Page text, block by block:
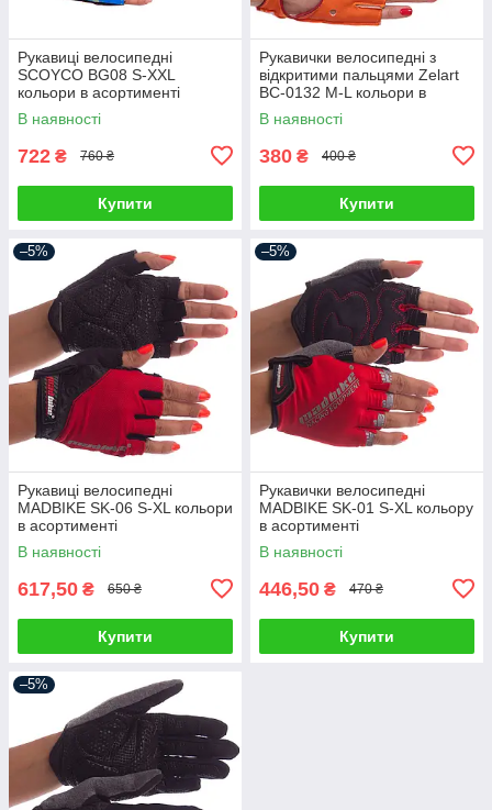
Рукавиці велосипедні
SCOYCO BG08 S-XXL
кольори в асортименті
В наявності
722 ₴ 760 ₴
Купити
Рукавички велосипедні з
відкритими пальцями Zelart
BC-0132 M-L кольори в
асортименті
В наявності
380 ₴ 400 ₴
Купити
–5%
Рукавиці велосипедні
MADBIKE SK-06 S-XL кольори
в асортименті
В наявності
617,50 ₴ 650 ₴
Купити
–5%
Рукавички велосипедні
MADBIKE SK-01 S-XL кольору
в асортименті
В наявності
446,50 ₴ 470 ₴
Купити
–5%